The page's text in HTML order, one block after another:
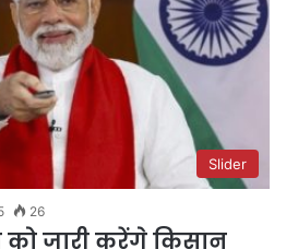
Slider
26
को जारी करेंगे किसान